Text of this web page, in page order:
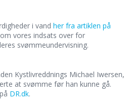
i vand her fra artiklen på
vores indsats over for
svømmeundervisning.
Kystlivreddnings Michael Iwersen,
at svømme før han kunne gå.
DR.dk.